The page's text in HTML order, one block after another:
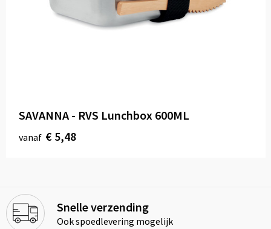
SAVANNA - RVS Lunchbox 600ML
vanaf € 5,48
Snelle verzending
Ook spoedlevering mogelijk